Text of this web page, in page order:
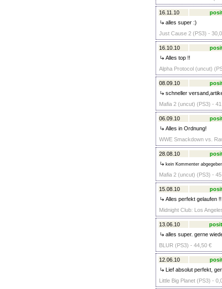
16.11.10
alles super :)
Just Cause 2 (PS3) -
16.10.10
Alles top !!
Alpha Protocol (uncut)
08.09.10
schneller
Mafia 2 (uncut) (PS3) -
06.09.10
Alles in Ordnung!
WWE Smackdown vs.
28.08.10
kein Kommenter
Mafia 2 (uncut) (PS3) -
15.08.10
Alles perfekt gelaufen
Midnight Club: Los
13.06.10
alles super. gerne
BLUR (PS3) - 44,50 €
12.06.10
Lief absolut perfekt,
Little Big Planet (PS3) -